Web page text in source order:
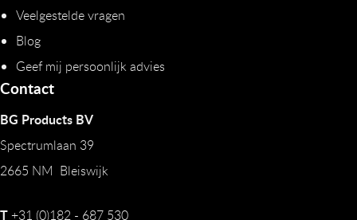
Veelgestelde vragen
Blog
Geef mij persoonlijk advies
Contact
BG Products BV
Spectrumlaan 39
2665 NM Bleiswijk
T+31 (0)182 - 687 530